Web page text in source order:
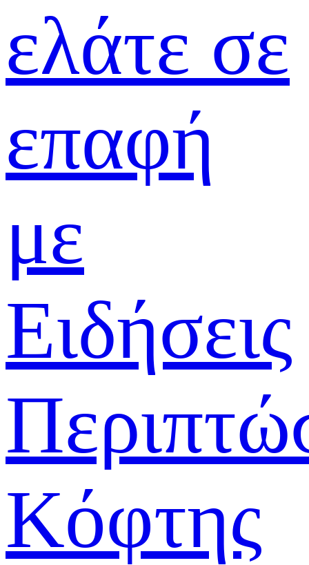
ελάτε σε
επαφή
με
Ειδήσεις
Κόφτης